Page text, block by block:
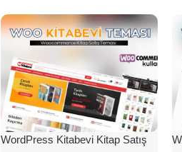
WordPress Kitabevi Kitap Satış